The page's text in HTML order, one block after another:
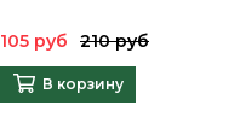
105 руб 210 руб
В корзину